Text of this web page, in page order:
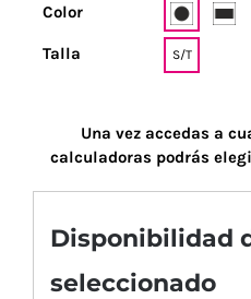
Color
Talla S/T
Una vez accedas a
calculadoras podrás
Disponibilidad
seleccionado